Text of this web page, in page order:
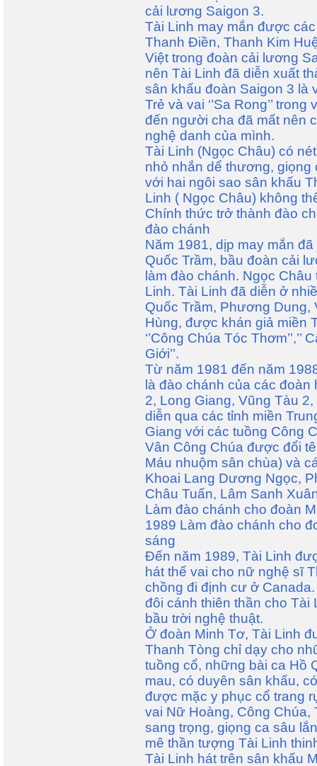
cải lương Saigon 3.
Tài Linh may mắn được
Thanh Điền, Thanh Kim
Việt trong đoàn cải lương
nên Tài Linh đã diễn xuất
sân khấu đoàn Saigon 3 là
Trẻ và vai ‘’Sa Rong’’
đến người cha đã mất nên
nghệ danh của mình.
Tài Linh (Ngọc Châu) có
nhỏ nhắn dể thương,
với hai ngôi sao sân khấu
Linh ( Ngọc Châu) không
Chính thức trở thành đào
đào chánh
Năm 1981, dịp may mắn
Quốc Trầm, bầu đoàn cải
làm đào chánh. Ngọc
Linh. Tài Linh đã diễn ở
Quốc Trầm, Phương
Hùng, được khán giả miền
‘’Công Chúa Tóc Thơm’’,’’
Giới’’.
Từ năm 1981 đến năm
là đào chánh của các
2, Long Giang, Vũng Tàu
diễn qua các tỉnh miền
Giang với các tuồng Công
Vân Công Chúa được đổi
Máu nhuộm sân chùa) và
Khoai Lang Dương Ngọc,
Châu Tuấn, Lâm Sanh
Làm đào chánh cho đoàn
1989 Làm đào chánh cho
sáng
Đến năm 1989, Tài Linh
hát thế vai cho nữ nghệ sĩ
chồng đi định cư ở
đôi cánh thiên thần cho Tài
bầu trời nghệ thuật.
Ở đoàn Minh Tơ, Tài Linh
Thanh Tòng chỉ dạy cho
tuồng cổ, những bài ca Hồ
mau, có duyên sân khấu,
được mặc y phục cổ trang
vai Nữ Hoàng, Công Chúa,
sang trọng, giọng ca sâu
mê thần tượng Tài Linh
Tài Linh hát trên sân khấu